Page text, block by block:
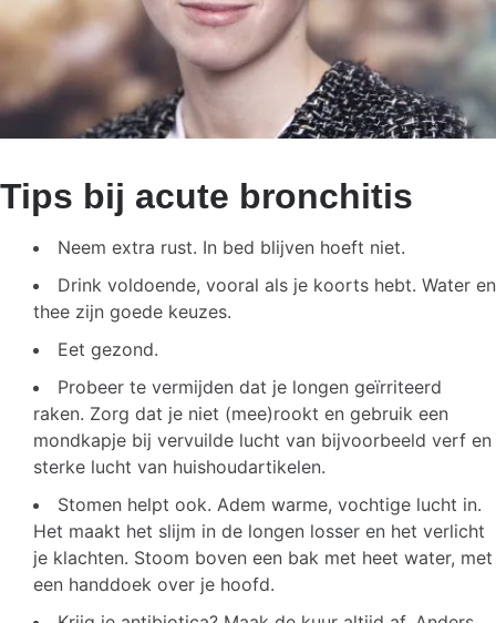
Tips bij acute bronchitis
Neem extra rust. In bed blijven hoeft niet.
Drink voldoende, vooral als je koorts hebt. Water en
thee zijn goede keuzes.
Eet gezond.
Probeer te vermijden dat je longen geïrriteerd
raken. Zorg dat je niet (mee)rookt en gebruik een
mondkapje bij vervuilde lucht van bijvoorbeeld verf en
sterke lucht van huishoudartikelen.
Stomen helpt ook. Adem warme, vochtige lucht in.
Het maakt het slijm in de longen losser en het verlicht
je klachten. Stoom boven een bak met heet water, met
een handdoek over je hoofd.